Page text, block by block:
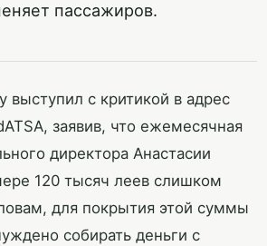
пассажиров.
выступил с критикой в адрес
заявив, что ежемесячная
директора Анастасии
120 тысяч леев слишком
для покрытия этой суммы
собирать деньги с